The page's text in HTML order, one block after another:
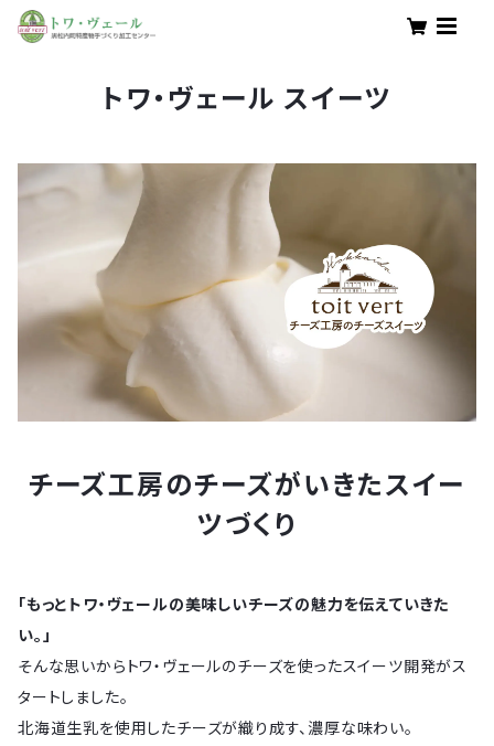
トワ・ヴェール スイーツ
チーズ工房のチーズがいきたスイー
ツづくり
「もっとトワ・ヴェールの美味しいチーズの魅力を伝えていきた
い。」
そんな思いからトワ・ヴェールのチーズを使ったスイーツ開発がス
タートしました。
北海道生乳を使用したチーズが織り成す、濃厚な味わい。